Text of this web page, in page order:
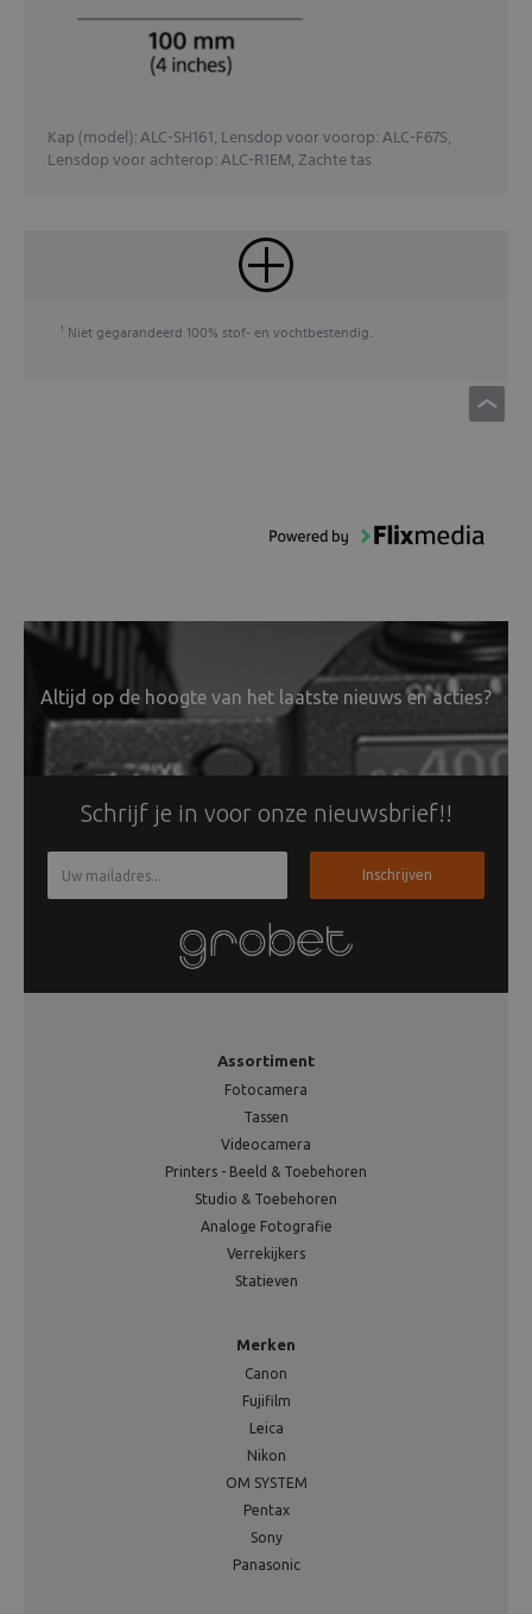
Kap (model): ALC-SH161, Lensdop voor voorop: ALC-F67S,
Lensdop voor achterop: ALC-R1EM, Zachte tas
1 Niet gegarandeerd 100% stof- en vochtbestendig.
Altijd op de hoogte van het laatste nieuws en acties?
Schrijf je in voor onze nieuwsbrief!!
Inschrijven
Assortiment
Fotocamera
Tassen
Videocamera
Printers - Beeld & Toebehoren
Studio & Toebehoren
Analoge Fotografie
Verrekijkers
Statieven
Merken
Canon
Fujifilm
Leica
Nikon
OM SYSTEM
Pentax
Sony
Panasonic